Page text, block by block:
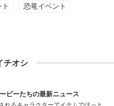
恐竜イベント
チオシ
ピーたちの最新ニュース